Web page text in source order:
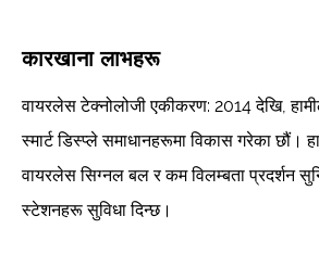
कारखाना लाभहरू
वायरलेस टेक्नोलोजी एकीकरण: 2014 देखि,
स्मार्ट डिस्प्ले समाधानहरूमा विकास गरेका छौं।
वायरलेस सिग्नल बल र कम विलम्बता प्रदर्शन
स्टेशनहरू सुविधा दिन्छ।